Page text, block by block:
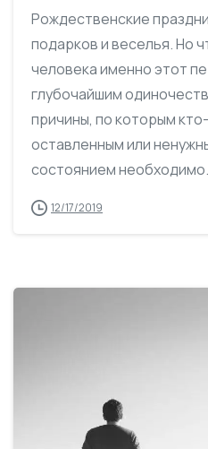
Рождественские
подарков и веселья. Но
человека именно этот
глубочайшим
причины, по которым
оставленным или
состоянием
12/17/2019